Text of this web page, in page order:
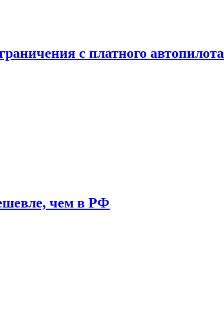
с платного автопилота
чем в РФ